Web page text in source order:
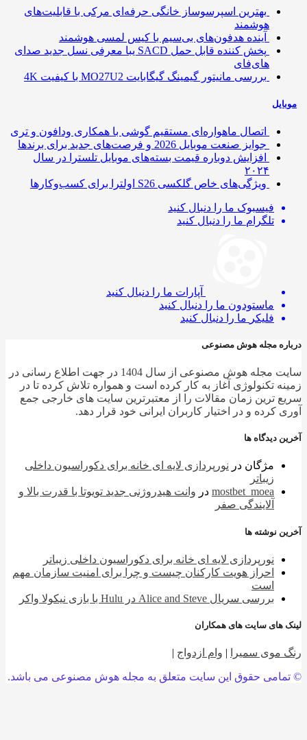
بهترین اسپرسوساز خانگی حرفه‌ای مرکی با قابلیت‌های
هوشمند
آینده هدفون‌های بی‌سیم با کیس لمسی هوشمند
پخش کننده قابل حمل SACD یبا معرفی نسل جدید صدای
های‌فای
بررسی مانیتور گیمینگ گیگابایت MO27U2 با کیفیت 4K
اتصال ماهواره‌ای مستقیم گوشی‌ با همکاری ودافون و تری
جوایز صنعت موبایل 2026 و فرصت‌های جدید برای برندها
افزایش دوباره قیمت بسته‌های موبایل تلسترا در سال
۲۰۲۴
ویژگی‌های خاص گلکسی S26 اولترا برای کسب‌وکارها
فیسبوک ما را دنبال کنید
تلگرام ما را دنبال کنید
آپارات ما را دنبال کنید
ماستودون ما را دنبال کنید
فلیکر ما را دنبال کنید
مجله هوش مصنوعی
سایت مجله هوش مصنوعی از سال 1404 در جهت اطلاع رسانی در
تکنولوژی آغاز به کار کرده است و همواره تلاش کرده تا در
ترین زمان مقالات را از معتبرترین سایت های خارجی جمع
کرده و در اختیار کاربران ایرانی خود قرار دهد.
دیدگاه ها
مژگاندرنورپردازی لایه ای خانه برای دکوراسیون داخلی
زیباتر
mostbet_moeaدروانت هیدروژنی جدید تویوتا با قدرت بالا و
آلایندگی صفر
نوشته ها
نورپردازی لایه ای خانه برای دکوراسیون داخلی زیباتر
احراز هویت کارکنان چیست و چرا برای امنیت سازمان مهم
بررسی سریال Alice and Steve در Hulu با بازی نیکولا واکر
های سایت های همکاران
موی سمیرا|وام ازدواج |
حقوق این سایت متعلق به مجله هوش مصنوعی می باشد.